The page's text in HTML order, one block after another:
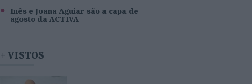
Inês e Joana Aguiar são a capa de
agosto da ACTIVA
+ VISTOS